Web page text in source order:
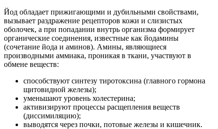
Йод обладает прижигающими и дубильными свойствами,
вызывает раздражение рецепторов кожи и слизистых
оболочек, а при попадании внутрь организма формирует
органические соединения, известные как йодамины
(сочетание йода и аминов). Амины, являющиеся
производными аммиака, проникая в ткани, участвуют в
обмене веществ:
способствуют синтезу тиротоксина (главного гормона
щитовидной железы);
уменьшают уровень холестерина;
активизируют процессы расщепления веществ
(диссимиляцию);
выводятся через почки, потовые железы и кишечник.